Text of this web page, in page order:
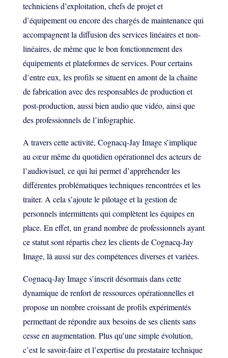
techniciens d’exploitation, chefs de projet et
d’équipement ou encore des chargés de maintenance qui
accompagnent la diffusion des services linéaires et non-
linéaires, de même que le bon fonctionnement des
équipements et plateformes de services. Pour certains
d’entre eux, les profils se situent en amont de la chaîne
de fabrication avec des responsables de production et
post-production, aussi bien audio que vidéo, ainsi que
des professionnels de l’infographie.
A travers cette activité, Cognacq-Jay Image s’implique
au cœur même du quotidien opérationnel des acteurs de
l’audiovisuel, ce qui lui permet d’appréhender les
différentes problématiques techniques rencontrées et les
traiter. A cela s’ajoute le pilotage et la gestion de
personnels intermittents qui complètent les équipes en
place. En effet, un grand nombre de professionnels ayant
ce statut sont répartis chez les clients de Cognacq-Jay
Image, là aussi sur des compétences diverses et variées.
Cognacq-Jay Image s’inscrit désormais dans cette
dynamique de renfort de ressources opérationnelles et
propose un nombre croissant de profils expérimentés
permettant de répondre aux besoins de ses clients sans
cesse en augmentation. Plus qu’une simple évolution,
c’est le savoir-faire et l’expertise du prestataire technique